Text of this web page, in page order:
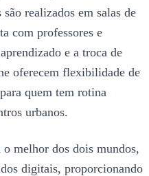
realizados em salas de
com professores e
e a troca de
oferecem flexibilidade de
quem tem rotina
urbanos.
melhor dos dois mundos,
digitais, proporcionando